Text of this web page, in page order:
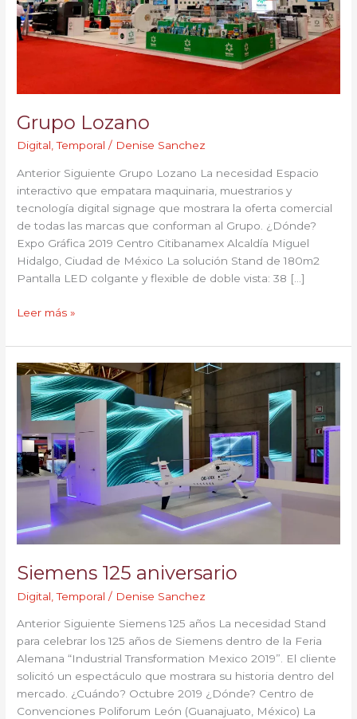
Grupo Lozano
Digital,Temporal / Denise Sanchez
Anterior Siguiente Grupo Lozano La necesidad Espacio
interactivo que empatara maquinaria, muestrarios y
tecnología digital signage que mostrara la oferta comercial
de todas las marcas que conforman al Grupo. ¿Dónde?
Expo Gráfica 2019 Centro Citibanamex Alcaldía Miguel
Hidalgo, Ciudad de México La solución Stand de 180m2
Pantalla LED colgante y flexible de doble vista: 38 […]
Leer más »
Siemens 125 aniversario
Digital ,Temporal / Denise Sanchez
Anterior Siguiente Siemens 125 años La necesidad Stand
para celebrar los 125 años de Siemens dentro de la Feria
Alemana “Industrial Transformation Mexico 2019”. El cliente
solicitó un espectáculo que mostrara su historia dentro del
mercado. ¿Cuándo? Octubre 2019 ¿Dónde? Centro de
Convenciones Poliforum León (Guanajuato, México) La
Siemens
125
aniversario